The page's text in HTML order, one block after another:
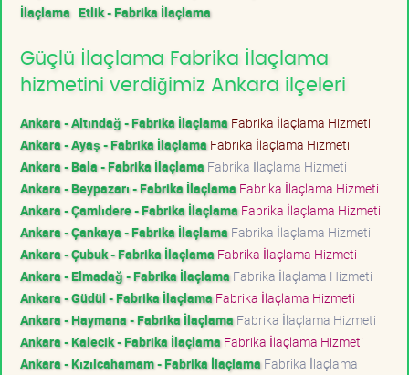
İlaçlama Etlik - Fabrika İlaçlama
Güçlü İlaçlama Fabrika İlaçlama
hizmetini verdiğimiz Ankara ilçeleri
Ankara - Altındağ - Fabrika İlaçlama Fabrika İlaçlama Hizmeti
Ankara - Ayaş - Fabrika İlaçlama Fabrika İlaçlama Hizmeti
Ankara - Bala - Fabrika İlaçlama Fabrika İlaçlama Hizmeti
Ankara - Beypazarı - Fabrika İlaçlama Fabrika İlaçlama Hizmeti
Ankara - Çamlıdere - Fabrika İlaçlama Fabrika İlaçlama Hizmeti
Ankara - Çankaya - Fabrika İlaçlama Fabrika İlaçlama Hizmeti
Ankara - Çubuk - Fabrika İlaçlama Fabrika İlaçlama Hizmeti
Ankara - Elmadağ - Fabrika İlaçlama Fabrika İlaçlama Hizmeti
Ankara - Güdül - Fabrika İlaçlama Fabrika İlaçlama Hizmeti
Ankara - Haymana - Fabrika İlaçlama Fabrika İlaçlama Hizmeti
Ankara - Kalecik - Fabrika İlaçlama Fabrika İlaçlama Hizmeti
Ankara - Kızılcahamam - Fabrika İlaçlama Fabrika İlaçlama